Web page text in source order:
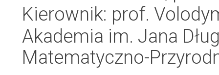
Kierownik: prof.
Akademia im. Jana
Matematyczno-